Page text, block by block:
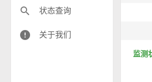
search 状态查询
error 关于我们
监测